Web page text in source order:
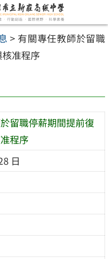
> 有關專任教師於留職
准程序
留職停薪期間提前復
程序
日